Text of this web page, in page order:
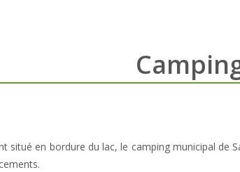
situé en bordure du lac, le camping municipal de